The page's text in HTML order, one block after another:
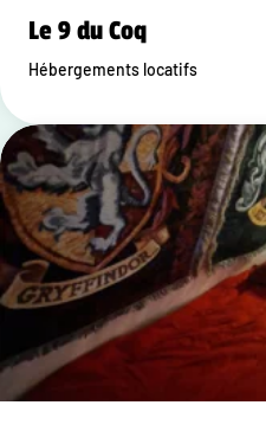
Le 9 du Coq
Hébergements locatifs